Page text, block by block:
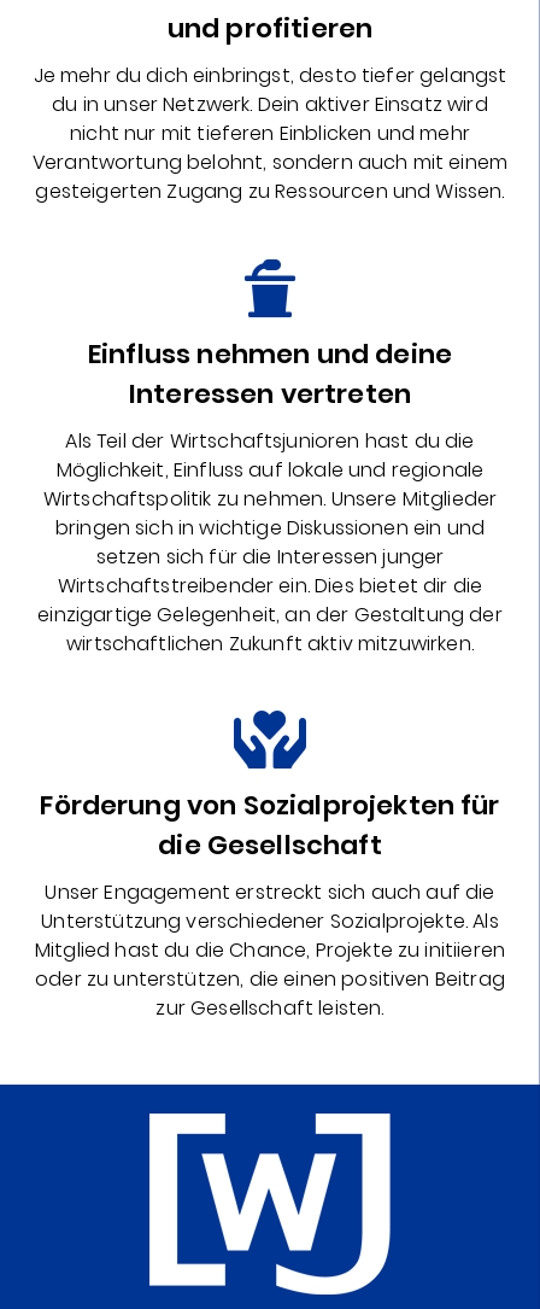
und profitieren
Je mehr du dich einbringst, desto tiefer gelangst
du in unser Netzwerk. Dein aktiver Einsatz wird
nicht nur mit tieferen Einblicken und mehr
Verantwortung belohnt, sondern auch mit einem
gesteigerten Zugang zu Ressourcen und Wissen.
Einfluss nehmen und deine
Interessen vertreten
Als Teil der Wirtschaftsjunioren hast du die
Möglichkeit, Einfluss auf lokale und regionale
Wirtschaftspolitik zu nehmen. Unsere Mitglieder
bringen sich in wichtige Diskussionen ein und
setzen sich für die Interessen junger
Wirtschaftstreibender ein. Dies bietet dir die
einzigartige Gelegenheit, an der Gestaltung der
wirtschaftlichen Zukunft aktiv mitzuwirken.
Förderung von Sozialprojekten für
die Gesellschaft
Unser Engagement erstreckt sich auch auf die
Unterstützung verschiedener Sozialprojekte. Als
Mitglied hast du die Chance, Projekte zu initiieren
oder zu unterstützen, die einen positiven Beitrag
zur Gesellschaft leisten.